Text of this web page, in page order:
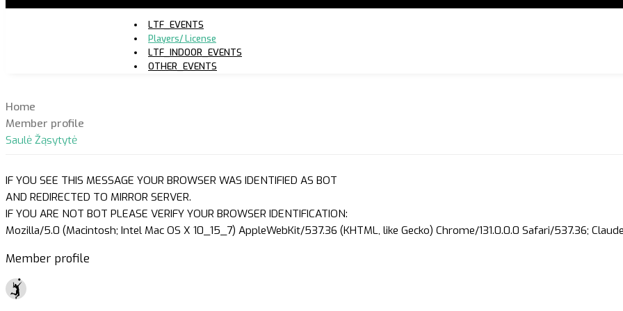
LTF_EVENTS
Players/ License
LTF_INDOOR_EVENTS
OTHER_EVENTS
Home
Member profile
Saulė Žąsytytė
IF YOU SEE THIS MESSAGE YOUR BROWSER WAS IDENTIFIED AS BOT
AND REDIRECTED TO MIRROR SERVER.
IF YOU ARE NOT BOT PLEASE VERIFY YOUR BROWSER IDENTIFICATION:
Mozilla/5.0 (Macintosh; Intel Mac OS X 10_15_7) AppleWebKit/537.36 (KHTML, like Gecko) Chrome/131.0.0.0 Safari/537.36;
Member profile